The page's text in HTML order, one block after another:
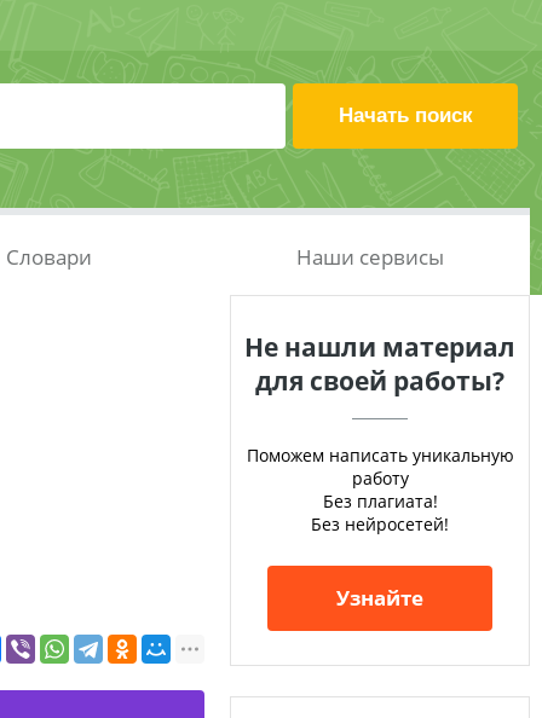
Словари Наши сервисы
Не нашли материал
для своей работы?
Поможем написать уникальную
работу
Без плагиата!
Без нейросетей!
Узнайте